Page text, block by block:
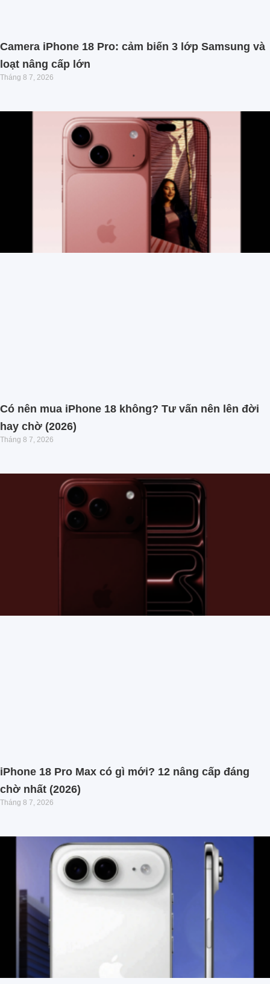
Camera iPhone 18 Pro: cảm biến 3 lớp Samsung và
loạt nâng cấp lớn
Tháng 8 7, 2026
Có nên mua iPhone 18 không? Tư vấn nên lên đời
hay chờ (2026)
Tháng 8 7, 2026
iPhone 18 Pro Max có gì mới? 12 nâng cấp đáng
chờ nhất (2026)
Tháng 8 7, 2026